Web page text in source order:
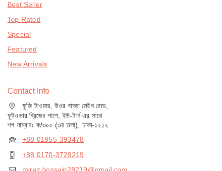
Best Seller
Top Rated
Special
Featured
New Arrivals
Contact Info
ফুজি টাওয়ার, উওর বাড্ডা মেইন রোড,
ফুটওভার ব্রিজের পাশে, ইউ-টার্ন এর সাথে
শপ নাম্বারঃ ক/৩০০ (৩য় তলা), ঢাকা-১২১২
+88 01955-393478
+88 0170-3728219